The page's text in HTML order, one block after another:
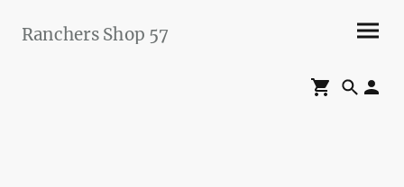
Ranchers Shop 57